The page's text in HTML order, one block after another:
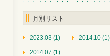
月別リスト
2023.03 (1) 2014.10 (1)
2014.07 (1)